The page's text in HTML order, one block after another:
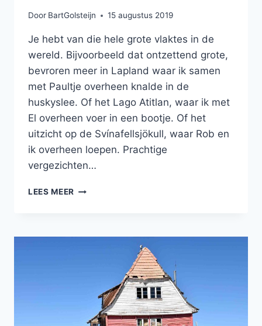
Door BartGolsteijn 15 augustus 2019
Je hebt van die hele grote vlaktes in de
wereld. Bijvoorbeeld dat ontzettend grote,
bevroren meer in Lapland waar ik samen
met Paultje overheen knalde in de
huskyslee. Of het Lago Atitlan, waar ik met
El overheen voer in een bootje. Of het
uitzicht op de Svínafellsjökull, waar Rob en
ik overheen loepen. Prachtige
vergezichten…
LEES MEER SALAR
BOLIVIA